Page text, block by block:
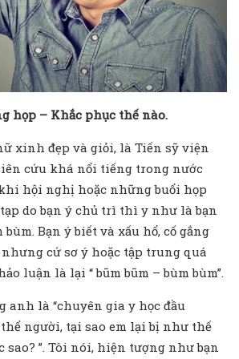
họp – Khắc phục thế nào.
xinh đẹp và giỏi, là Tiến sỹ viện
cứu khá nổi tiếng trong nước
hội nghị hoặc những buổi họp
do bạn ý chủ trì thì y như là bạn
bùm. Bạn ý biết và xấu hổ, cố gắng
cứ sơ ý hoặc tập trung quá
luận là lại “ bũm bũm – bùm bùm”.
anh là “chuyên gia y học đầu
người, tại sao em lại bị như thế
sao? ”. Tôi nói, hiện tượng như bạn